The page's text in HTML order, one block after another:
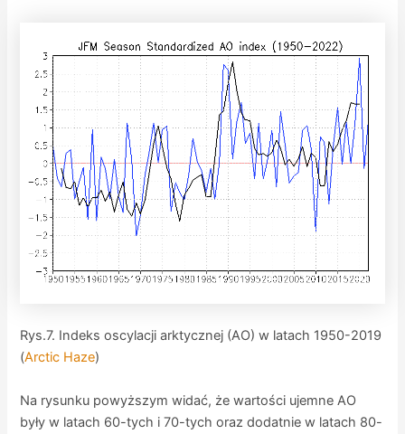
Rys.7. Indeks oscylacji arktycznej (AO) w latach 1950-2019
(Arctic Haze)
Na rysunku powyższym widać, że wartości ujemne AO
były w latach 60-tych i 70-tych oraz dodatnie w latach 80-